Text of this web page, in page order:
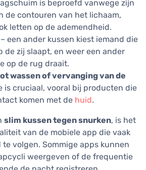
is beproefd vanwege zijn
de contouren van het lichaam,
letten op de ademendheid.
– een ander kussen kiest iemand die
de zij slaapt, en weer een ander
op de rug draait.
wassen of vervanging van de
is cruciaal, vooral bij producten die
komen met de huid.
slim kussen tegen snurken, is het
van de mobiele app die vaak
volgen. Sommige apps kunnen
weergeven of de frequentie